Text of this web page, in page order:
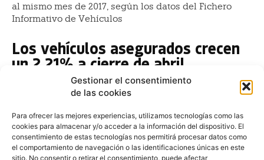
Gestionar el consentimiento
de las cookies
Para ofrecer las mejores experiencias, utilizamos tecnologías como las
cookies para almacenar y/o acceder a la información del dispositivo. El
consentimiento de estas tecnologías nos permitirá procesar datos como
el comportamiento de navegación o las identificaciones únicas en este
sitio. No consentir o retirar el consentimiento, puede afectar
al mismo mes de 2017, según los datos del Fichero
Informativo de Vehículos
Los vehículos asegurados crecen
un 2,21% a cierre de abril
13 de mayo de 2018
El número de vehículos asegurados en España
que supone un incremento del 2,21% respecto del
mismo mes del año 2017, según los datos del Fichero